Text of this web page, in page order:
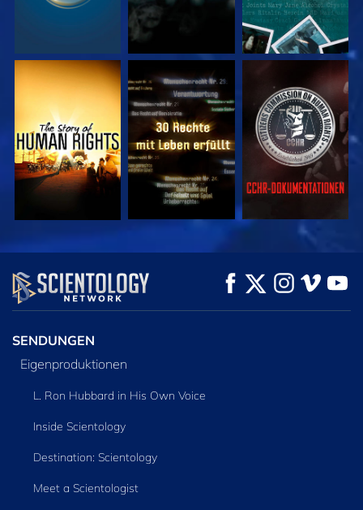
ANSEHEN ANSEHEN ANSEHEN
ANSEHEN
SERIE
ENTDECKEN
SENDUNGEN
Eigenproduktionen
L. Ron Hubbard in His Own Voice
Inside Scientology
Destination: Scientology
Meet a Scientologist